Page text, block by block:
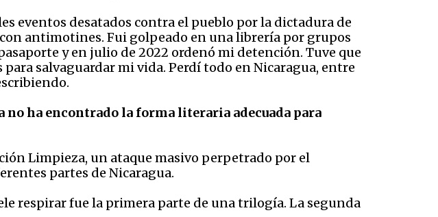
eventos desatados contra el pueblo por la dictadura de
antimotines. Fui golpeado en una librería por grupos
y en julio de 2022 ordenó mi detención. Tuve que
salvaguardar mi vida. Perdí todo en Nicaragua, entre
no ha encontrado la forma literaria adecuada para
Limpieza, un ataque masivo perpetrado por el
partes de Nicaragua.
respirar fue la primera parte de una trilogía. La segunda